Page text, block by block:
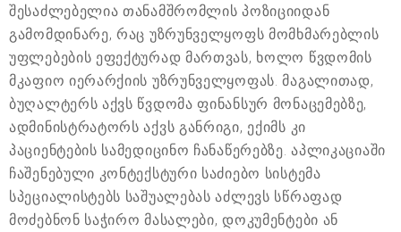
შესაძლებელია თანამშრომლის პოზიციიდან
გამომდინარე, რაც უზრუნველყოფს მომხმარებლის
უფლებების ეფექტურად მართვას, ხოლო წვდომის
მკაფიო იერარქიის უზრუნველყოფას. მაგალითად,
ბუღალტერს აქვს წვდომა ფინანსურ მონაცემებზე,
ადმინისტრატორს აქვს განრიგი, ექიმს კი
პაციენტების სამედიცინო ჩანაწერებზე. აპლიკაციაში
ჩაშენებული კონტექსტური საძიებო სისტემა
სპეციალისტებს საშუალებას აძლევს სწრაფად
მოძებნონ საჭირო მასალები, დოკუმენტები ან